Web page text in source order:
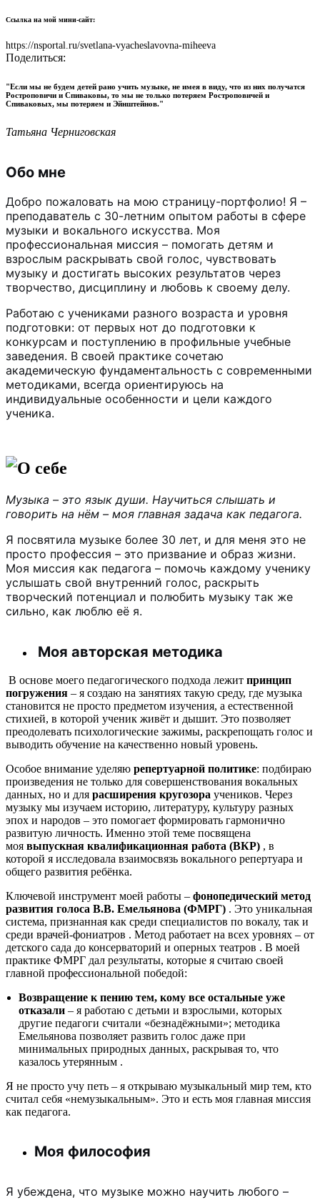
Ссылка на мой мини-сайт:
https://nsportal.ru/svetlana-vyacheslavovna-miheeva
Поделиться:
"Если мы не будем детей рано учить музыке, не имея в виду, что из них получатся
Ростроповичи и Спиваковы, то мы не только потеряем Ростроповичей и
Спиваковых, мы потеряем и Эйнштейнов."
Татьяна Черниговская
Обо мне
Добро пожаловать на мою страницу-портфолио! Я –
преподаватель с 30-летним опытом работы в сфере
музыки и вокального искусства. Моя
профессиональная миссия – помогать детям и
взрослым раскрывать свой голос, чувствовать
музыку и достигать высоких результатов через
творчество, дисциплину и любовь к своему делу.
Работаю с учениками разного возраста и уровня
подготовки: от первых нот до подготовки к
конкурсам и поступлению в профильные учебные
заведения. В своей практике сочетаю
академическую фундаментальность с современными
методиками, всегда ориентируюсь на
индивидуальные особенности и цели каждого
ученика.
О себе
Музыка – это язык души. Научиться слышать и
говорить на нём – моя главная задача как педагога.
Я посвятила музыке более 30 лет, и для меня это не
просто профессия – это призвание и образ жизни.
Моя миссия как педагога – помочь каждому ученику
услышать свой внутренний голос, раскрыть
творческий потенциал и полюбить музыку так же
сильно, как люблю её я.
Моя авторская методика
В основе моего педагогического подхода лежит принцип
погружения – я создаю на занятиях такую среду, где музыка
становится не просто предметом изучения, а естественной
стихией, в которой ученик живёт и дышит. Это позволяет
преодолевать психологические зажимы, раскрепощать голос и
выводить обучение на качественно новый уровень.
Особое внимание уделяю репертуарной политике: подбираю
произведения не только для совершенствования вокальных
данных, но и для расширения кругозора учеников. Через
музыку мы изучаем историю, литературу, культуру разных
эпох и народов – это помогает формировать гармонично
развитую личность. Именно этой теме посвящена
моя выпускная квалификационная работа (ВКР) , в
которой я исследовала взаимосвязь вокального репертуара и
общего развития ребёнка.
Ключевой инструмент моей работы – фонопедический метод
развития голоса В.В. Емельянова (ФМРГ) . Это уникальная
система, признанная как среди специалистов по вокалу, так и
среди врачей-фониатров . Метод работает на всех уровнях – от
детского сада до консерваторий и оперных театров . В моей
практике ФМРГ дал результаты, которые я считаю своей
главной профессиональной победой:
Возвращение к пению тем, кому все остальные уже
отказали – я работаю с детьми и взрослыми, которых
другие педагоги считали «безнадёжными»; методика
Емельянова позволяет развить голос даже при
минимальных природных данных, раскрывая то, что
казалось утерянным .
Я не просто учу петь – я открываю музыкальный мир тем, кто
считал себя «немузыкальным». Это и есть моя главная миссия
как педагога.
Моя философия
Я убеждена, что музыке можно научить любого –